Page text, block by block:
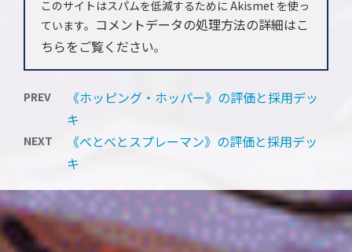
このサイトはスパムを低減するために Akismet を使っ
ています。 コメントデータの処理方法の詳細はこ
ちらをご覧ください。
PREV
《ホッピング・ホッパー》の評価と採用デッ
キ
NEXT
《べとべとスプレーマン》の評価と採用デッ
キ